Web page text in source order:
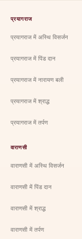
प्रयागराज
प्रयागराज में अस्थि विसर्जन
प्रयागराज में पिंड दान
प्रयागराज में नारायण बली
प्रयागराज में श्राद्ध
प्रयागराज में तर्पण
वाराणसी
वाराणसी में अस्थि विसर्जन
वाराणसी में पिंड दान
वाराणसी में श्राद्ध
वाराणसी में तर्पण